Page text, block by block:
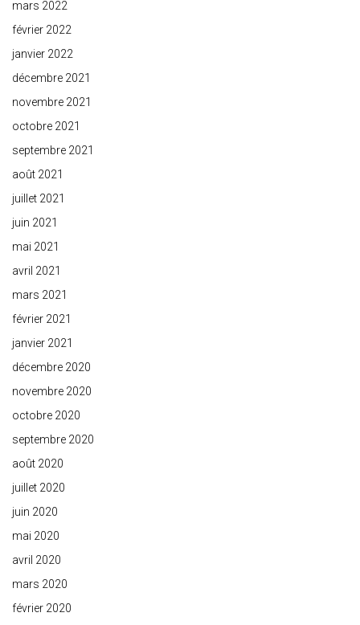
mars 2022
février 2022
janvier 2022
décembre 2021
novembre 2021
octobre 2021
septembre 2021
août 2021
juillet 2021
juin 2021
mai 2021
avril 2021
mars 2021
février 2021
janvier 2021
décembre 2020
novembre 2020
octobre 2020
septembre 2020
août 2020
juillet 2020
juin 2020
mai 2020
avril 2020
mars 2020
février 2020